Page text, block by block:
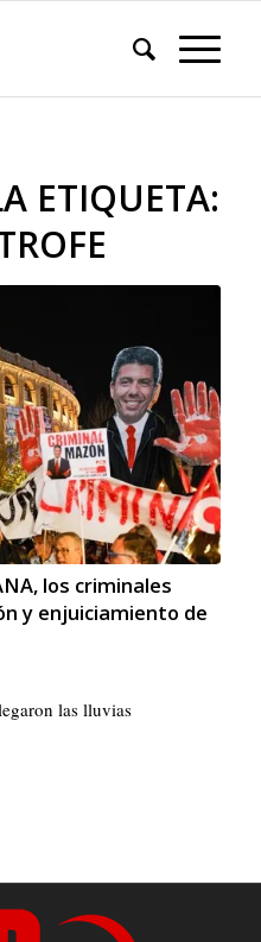
ETIQUETA:
los criminales
y enjuiciamiento de
las lluvias